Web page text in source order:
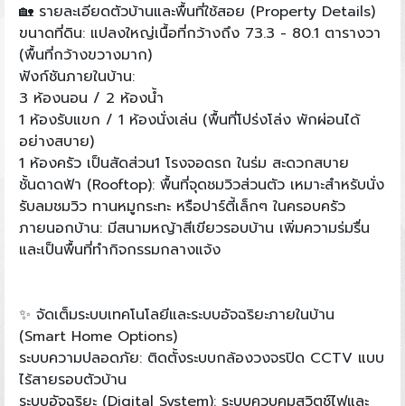
🏡 รายละเอียดตัวบ้านและพื้นที่ใช้สอย (Property Details)
ขนาดที่ดิน: แปลงใหญ่เนื้อที่กว้างถึง 73.3 - 80.1 ตารางวา
(พื้นที่กว้างขวางมาก)
ฟังก์ชันภายในบ้าน:
3 ห้องนอน / 2 ห้องน้ำ
1 ห้องรับแขก / 1 ห้องนั่งเล่น (พื้นที่โปร่งโล่ง พักผ่อนได้
อย่างสบาย)
1 ห้องครัว เป็นสัดส่วน1 โรงจอดรถ ในร่ม สะดวกสบาย
ชั้นดาดฟ้า (Rooftop): พื้นที่จุดชมวิวส่วนตัว เหมาะสำหรับนั่ง
รับลมชมวิว ทานหมูกระทะ หรือปาร์ตี้เล็กๆ ในครอบครัว
ภายนอกบ้าน: มีสนามหญ้าสีเขียวรอบบ้าน เพิ่มความร่มรื่น
และเป็นพื้นที่ทำกิจกรรมกลางแจ้ง
✨ จัดเต็มระบบเทคโนโลยีและระบบอัจฉริยะภายในบ้าน
(Smart Home Options)
ระบบความปลอดภัย: ติดตั้งระบบกล้องวงจรปิด CCTV แบบ
ไร้สายรอบตัวบ้าน